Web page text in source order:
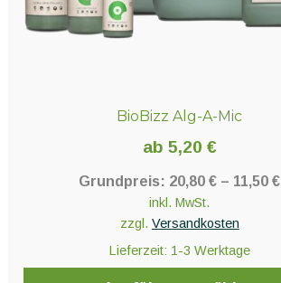
werden
BioBizz Alg-A-Mic
ab 5,20 €
Grundpreis: 20,80€ – 11,50€
inkl. MwSt.
zzgl. Versandkosten
Lieferzeit: 1-3 Werktage